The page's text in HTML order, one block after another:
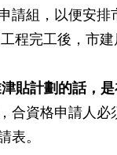
請組，以便安
程完工後，市建
貼計劃的話，
合資格申請人
。